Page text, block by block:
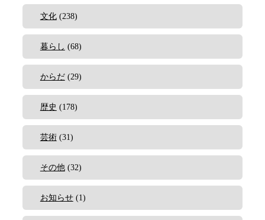
文化(238)
暮らし (68)
からだ(29)
歴史 (178)
芸術(31)
その他(32)
お知らせ(1)